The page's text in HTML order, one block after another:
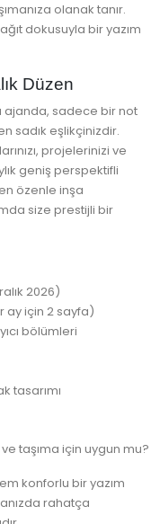
olanak tanır.
dokusuyla bir yazım
Düzen
ajanda, sadece bir not
sadık eşlikçinizdir.
projelerinizi ve
geniş perspektifli
özenle inşa
size prestijli bir
2026)
ay için 2 sayfa)
bölümleri
tasarımı
taşıma için uygun mu?
konforlu bir yazım
rahatça